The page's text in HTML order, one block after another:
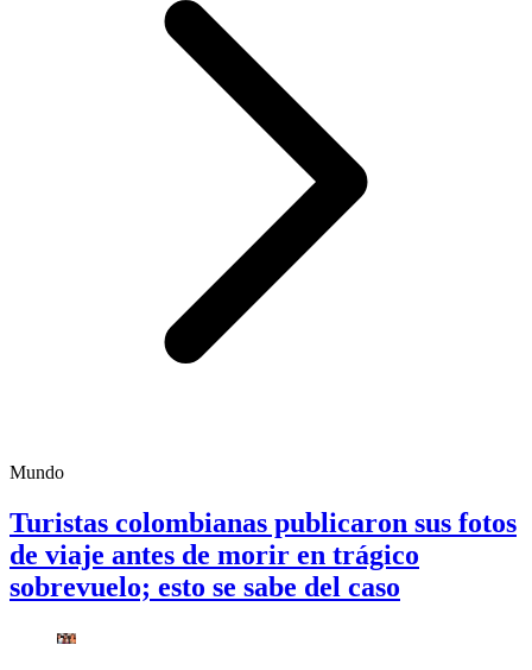
Mundo
Turistas colombianas publicaron sus fotos
de viaje antes de morir en trágico
sobrevuelo; esto se sabe del caso